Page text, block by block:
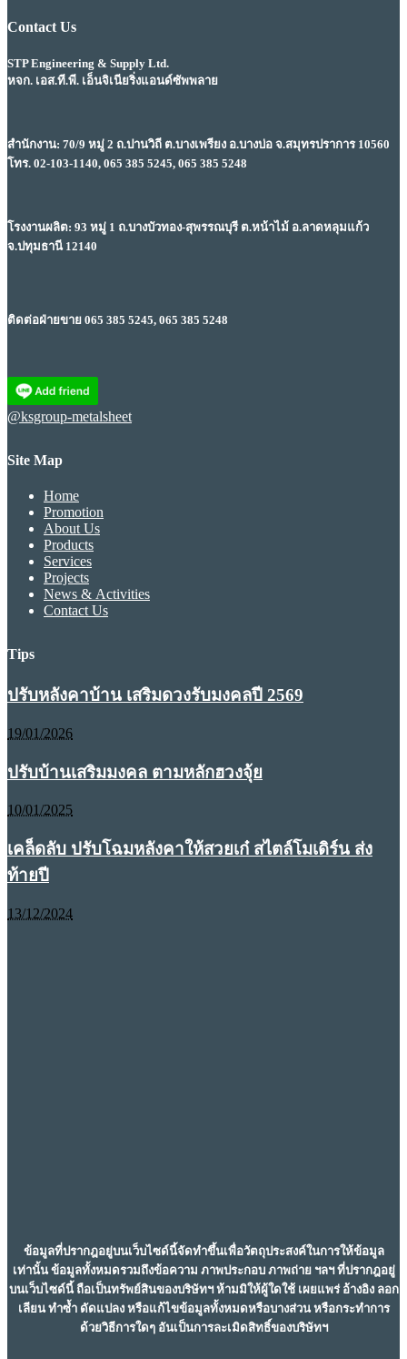
Contact Us
STP Engineering & Supply Ltd.
หจก. เอส.ที.พี. เอ็นจิเนียริ่งแอนด์ซัพพลาย
สำนักงาน: 70/9 หมู่ 2 ถ.ปานวิถี ต.บางเพรียง อ.บางบ่อ จ.สมุทรปราการ 10560
โทร. 02-103-1140, 065 385 5245, 065 385 5248
โรงงานผลิต: 93 หมู่ 1 ถ.บางบัวทอง-สุพรรณบุรี ต.หน้าไม้ อ.ลาดหลุมแก้ว
จ.ปทุมธานี 12140
ติดต่อฝ่ายขาย 065 385 5245, 065 385 5248
@ksgroup-metalsheet
Site Map
Home
Promotion
About Us
Products
Services
Projects
News & Activities
Contact Us
Tips
ปรับหลังคาบ้าน เสริมดวงรับมงคลปี 2569
19/01/2026
ปรับบ้านเสริมมงคล ตามหลักฮวงจุ้ย
10/01/2025
เคล็ดลับ ปรับโฉมหลังคาให้สวยเก๋ สไตล์โมเดิร์น ส่ง
ท้ายปี
13/12/2024
ข้อมูลที่ปรากฎอยู่บนเว็บไซด์นี้จัดทำขึ้นเพื่อวัตถุประสงค์ในการให้ข้อมูล
เท่านั้น ข้อมูลทั้งหมดรวมถึงข้อความ ภาพประกอบ ภาพถ่าย ฯลฯ ที่ปรากฎอยู่
บนเว็บไซด์นี้ ถือเป็นทรัพย์สินของบริษัทฯ ห้ามมิให้ผู้ใดใช้ เผยแพร่ อ้างอิง ลอก
เลียน ทำซ้ำ ดัดแปลง หรือแก้ไขข้อมูลทั้งหมดหรือบางส่วน หรือกระทำการ
ด้วยวิธีการใดๆ อันเป็นการละเมิดสิทธิ์ของบริษัทฯ